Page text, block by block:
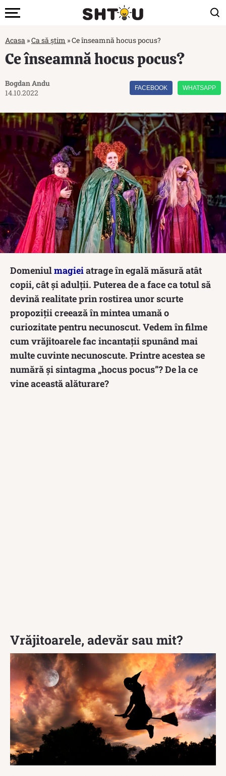
Acasa »Ca să știm »Ce înseamnă hocus pocus?
Ce înseamnă hocus pocus?
Bogdan Andu
14.10.2022
FACEBOOK WHATSAPP
Domeniulmagieiatrage în egală măsură atât
copii, cât și adulții. Puterea de a face ca totul să
devină realitate prin rostirea unor scurte
propoziții creează în mintea umană o
curiozitate pentru necunoscut. Vedem în filme
cum vrăjitoarele fac incantații spunând mai
multe cuvinte necunoscute. Printre acestea se
numără și sintagma „hocus pocus”? De la ce
vine această alăturare?
Vrăjitoarele, adevăr sau mit?